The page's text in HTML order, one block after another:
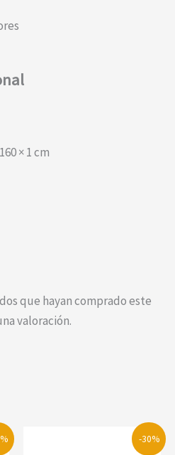
× 1 cm
que hayan comprado este
valoración.
-30%